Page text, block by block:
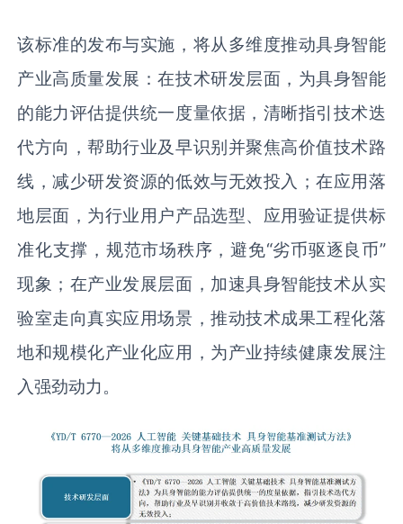
该标准的发布与实施，将从多维度推动具身智能
产业高质量发展：在技术研发层面，为具身智能
的能力评估提供统一度量依据，清晰指引技术迭
代方向，帮助行业及早识别并聚焦高价值技术路
线，减少研发资源的低效与无效投入；在应用落
地层面，为行业用户产品选型、应用验证提供标
准化支撑，规范市场秩序，避免“劣币驱逐良币”
现象；在产业发展层面，加速具身智能技术从实
验室走向真实应用场景，推动技术成果工程化落
地和规模化产业化应用，为产业持续健康发展注
入强劲动力。